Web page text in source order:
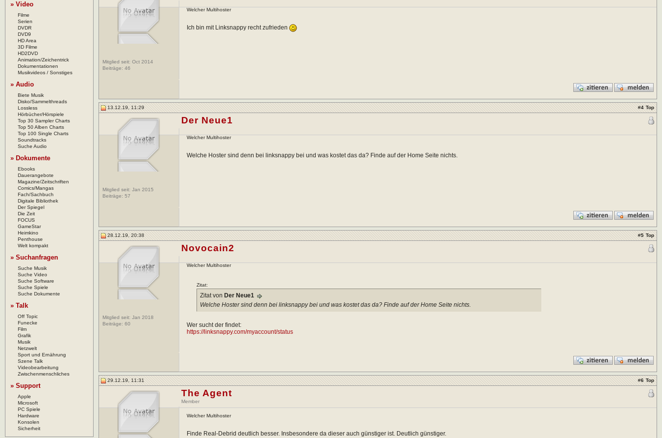
» Video
Filme
Serien
DVDR
DVD9
HD Area
3D Filme
HD2DVD
Animation/Zeichentrick
Dokumentationen
Musikvideos / Sonstiges
» Audio
Biete Musik
Disko/Sammelthreads
Lossless
Hörbücher/Hörspiele
Top 30 Sampler Charts
Top 50 Alben Charts
Top 100 Single Charts
Soundtracks
Suche Audio
» Dokumente
Ebooks
Dauerangebote
Magazine/Zeitschriften
Comics/Mangas
Fach/Sachbuch
Digitale Bibliothek
Der Spiegel
Die Zeit
FOCUS
GameStar
Heimkino
Penthouse
Welt kompakt
» Suchanfragen
Suche Musik
Suche Video
Suche Software
Suche Spiele
Suche Dokumente
» Talk
Off Topic
Funecke
Film
Grafik
Musik
Netzwelt
Sport und Ernährung
Szene Talk
Videobearbeitung
Zwischenmenschliches
» Support
Apple
Microsoft
PC Spiele
Hardware
Konsolen
Sicherheit
Mitglied seit: Oct 2014
Beiträge: 46
Welcher Multihoster
Ich bin mit Linksnappy recht zufrieden
13.12.19, 11:29 #4 Top
Mitglied seit: Jan 2015
Beiträge: 57
Der Neue1
Welcher Multihoster
Welche Hoster sind denn bei linksnappy bei und was kostet das da? Finde auf der Home Seite nichts.
28.12.19, 20:38 #5 Top
Mitglied seit: Jan 2018
Beiträge: 60
Novocain2
Welcher Multihoster
Zitat:
Zitat von Der Neue1
Welche Hoster sind denn bei linksnappy bei und was kostet das da? Finde auf der Home Seite nichts.
Wer sucht der findet:
https://linksnappy.com/myaccount/status
29.12.19, 11:31 #6 Top
The Agent
Member
Welcher Multihoster
Finde Real-Debrid deutlich besser. Insbesondere da dieser auch günstiger ist. Deutlich günstiger.